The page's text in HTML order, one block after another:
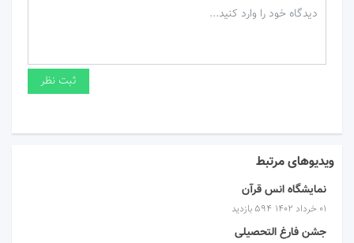
ویدیوهای مرتبط
نمایشگاه انس قرآن
۰۱ خرداد ۱۴۰۲ 594 بازدید
جشن فارغ التحصیلی